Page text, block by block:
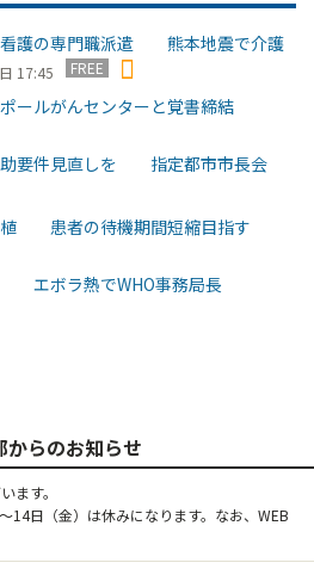
看護の専門職派遣 熊本地震で介護
17:45 FREE
ールがんセンターと覚書締結
助要件見直しを 指定都市市長会
植 患者の待機期間短縮目指す
エボラ熱でWHO事務局長
からのお知らせ
ます。
14日（金）は休みになります。なお、WEB